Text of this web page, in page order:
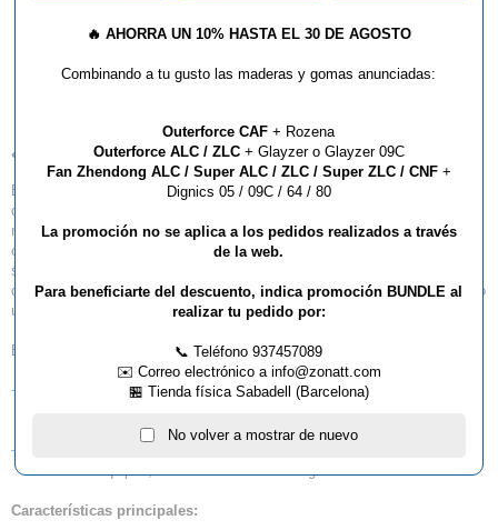
Marcador Electrónico
PimPon Scorer
¿Qué es el Marcador Electrónico de Tenis de Mesa?
El Marcador Electrónico de Tenis de Mesa es un panel de 24x40 LEDs
diseñado para mostrar la puntuación en partidos y encuentros de tenis de
mesa. A diferencia de los marcadores tradicionales, este dispositivo se
controla de forma inalámbrica a través de una red Wi-Fi. Incorpora un
servidor web integrado, lo que permite su control desde cualquier
dispositivo con un navegador web, ya sea un smartphone, un ordenador o
una tablet.
Este marcador ofrece dos modos principales de funcionamiento:
Marcador de Partido (Parcial o de Mesa):Perfecto para partidos
entre dos equipos, mostrando el resultado global del encuentro.
Características principales:
🔥 AHORRA UN 10% HASTA EL 30 DE AGOSTO
Combinando a tu gusto las maderas y gomas anunciadas:
Outerforce CAF + Rozena
Outerforce ALC / ZLC+ Glayzer o Glayzer 09C
Fan Zhendong ALC / Super ALC / ZLC / Super ZLC / CNF+
Dignics 05 / 09C / 64 / 80
La promoción no se aplica a los pedidos realizados a través
de la web.
Para beneficiarte del descuento, indica promoción BUNDLE al
realizar tu pedido por:
📞 Teléfono 937457089
✉️ Correo electrónico a info@zonatt.com
🏪 Tienda física Sabadell (Barcelona)
No volver a mostrar de nuevo